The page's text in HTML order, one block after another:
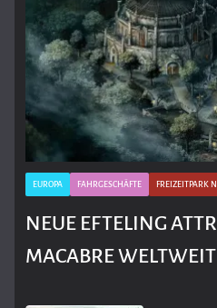
EUROPA FAHRGESCHÄFTE FREIZEITPARK
NEUE EFTELING
MACABRE